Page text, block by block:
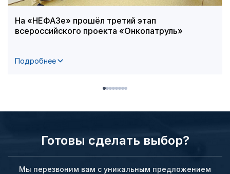
На «НЕФАЗе» прошёл третий этап
всероссийского проекта «Онкопатруль»
Подробнее
Готовы сделать выбор?
Мы перезвоним вам с уникальным предложением